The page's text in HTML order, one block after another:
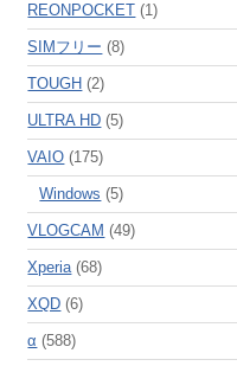
REONPOCKET (1)
SIMフリー (8)
TOUGH (2)
ULTRA HD (5)
VAIO (175)
Windows (5)
VLOGCAM (49)
Xperia(68)
XQD (6)
α (588)